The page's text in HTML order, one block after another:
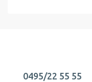
0495/22 55 55